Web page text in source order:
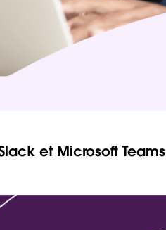
et Microsoft Teams